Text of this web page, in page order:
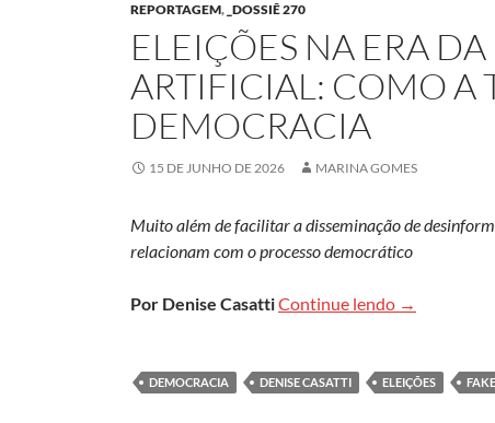
REPORTAGEM, _DOSSIÊ 270
ELEIÇÕES NA ERA
ARTIFICIAL: COMO A
DEMOCRACIA
15 DE JUNHO DE 2026 MARINA GOMES
Muito além de facilitar a disseminação de
relacionam com o processo democrático
Por Denise CasattiContinue lendo Eleições na
→
DEMOCRACIA DENISE CASATTI ELEIÇÕES